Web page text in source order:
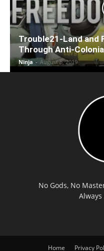
Trouble21-Land and
Through Anti-
Ninja - August 8, 2019
No Gods, No
Home Privacy